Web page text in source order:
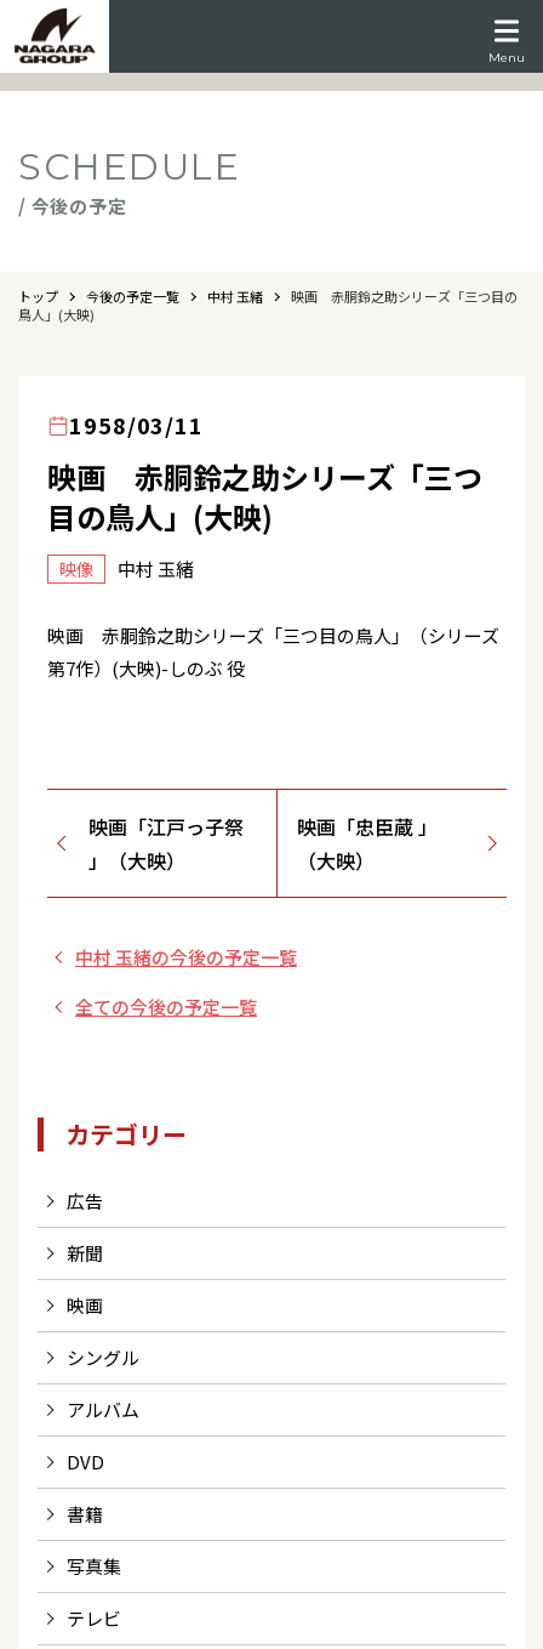
Menu
SCHEDULE
/ 今後の予定
トップ 今後の予定一覧 中村 玉緒
映画 赤胴鈴之助シリーズ「三つ目の
鳥人」(大映)
1958/03/11
映画 赤胴鈴之助シリーズ「三つ
目の鳥人」(大映)
映像 中村 玉緒
映画 赤胴鈴之助シリーズ「三つ目の鳥人」（シリーズ
第7作）(大映)-しのぶ 役
映画「江戸っ子祭
」（大映）
映画「忠臣蔵 」
（大映）
中村 玉緒の今後の予定一覧
全ての今後の予定一覧
カテゴリー
広告
新聞
映画
シングル
アルバム
DVD
書籍
写真集
テレビ